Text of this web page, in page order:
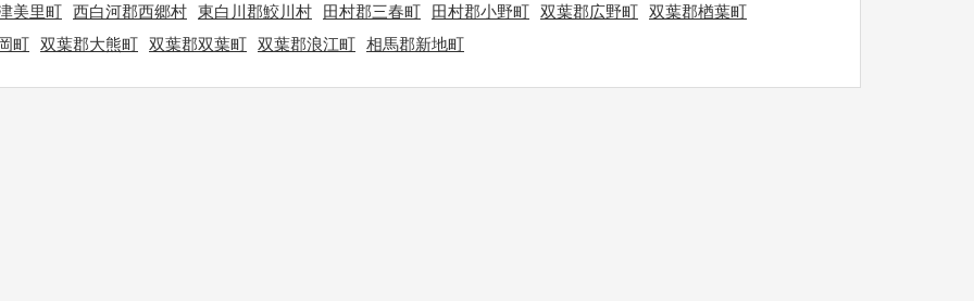
美里町 西白河郡西郷村 東白川郡鮫川村 田村郡三春町 田村郡小野町 双葉郡広野町 双葉郡楢葉町
町 双葉郡大熊町 双葉郡双葉町 双葉郡浪江町 相馬郡新地町